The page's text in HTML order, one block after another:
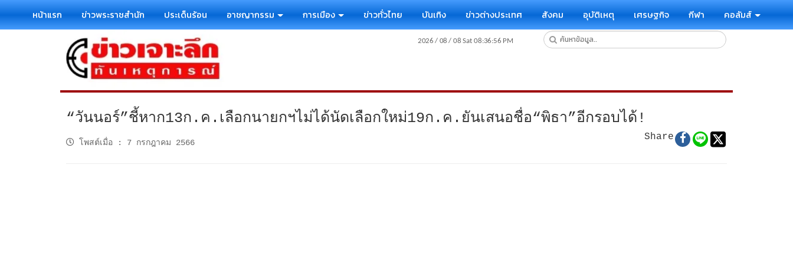
หน้าแรก ข่าวพระราชสำนัก ประเด็นร้อน อาชญากรรม การเมือง ข่าวทั่วไทย บันเทิง ข่าวต่างประเทศ สังคม อุบัติเหตุ เศรษฐกิจ กีฬา คอลัมส์
“วันนอร์”ชี้หาก13ก.ค.เลือกนายกฯไม่ได้นัดเลือกใหม่19ก.ค.ยันเสนอชื่อ“พิธา”อีกรอบได้!
โพสต์เมื่อ : 7 กรกฎาคม 2566
Share